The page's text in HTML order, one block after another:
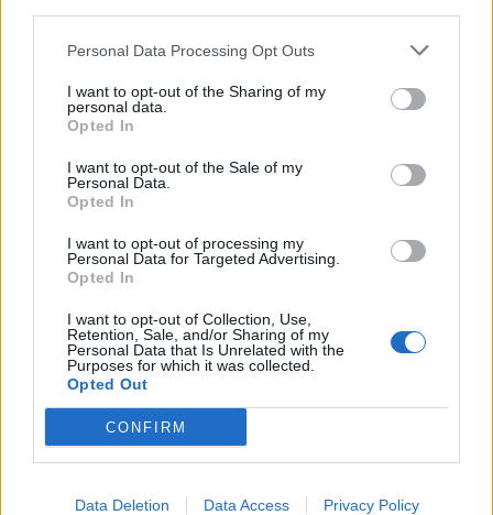
Personal Data Processing Opt Outs
I want to opt-out of the Sharing of my
personal data.
Opted In
I want to opt-out of the Sale of my
Personal Data.
Opted In
I want to opt-out of processing my
Personal Data for Targeted Advertising.
Opted In
I want to opt-out of Collection, Use,
Retention, Sale, and/or Sharing of my
Personal Data that Is Unrelated with the
Purposes for which it was collected.
Opted Out
CONFIRM
Data Deletion Data Access Privacy Policy
L'ultima partita di Skriniar in Serie A potrebbe
essere stata quella contro l'Empoli. Il difensore
che tante gioie ha regalato ai fantallenatori si fa
bel modo per salutare la compagnia.